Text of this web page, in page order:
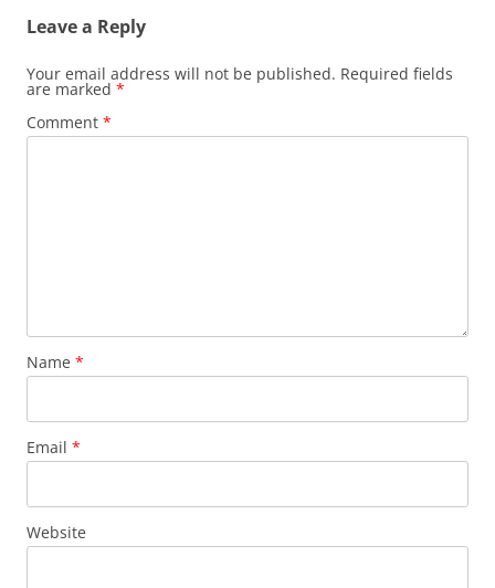
Leave a Reply
Your email address will not be published. Required fields
are marked *
Comment *
Name *
Email *
Website